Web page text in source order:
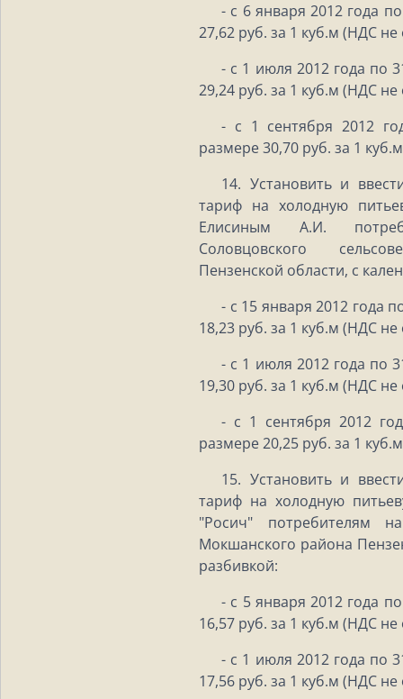
- с 6 января 2012 года
27,62 руб. за 1 куб.м (НДС не
- с 1 июля 2012 года по
29,24 руб. за 1 куб.м (НДС не
- с 1 сентября 2012
размере 30,70 руб. за 1
14. Установить и
тариф на холодную
Елисиным А.И.
Соловцовского
Пензенской области, с
- с 15 января 2012 года
18,23 руб. за 1 куб.м (НДС не
- с 1 июля 2012 года по
19,30 руб. за 1 куб.м (НДС не
- с 1 сентября 2012
размере 20,25 руб. за 1
15. Установить и
тариф на холодную
"Росич" потребителям
Мокшанского района
разбивкой:
- с 5 января 2012 года
16,57 руб. за 1 куб.м (НДС не
- с 1 июля 2012 года по
17,56 руб. за 1 куб.м (НДС не